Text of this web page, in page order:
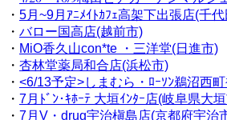
・ 5月~9月ｱﾆﾒｲﾄｶﾌｪ高架下出張店(千
・ バロー国高店(越前市)
・ MiO香久山con*te ・三洋堂(日進市)
・ 杏林堂薬局和合店(浜松市)
・ <6/13予定>しまむら・ﾛｰｿﾝ鵜沼西
・ 7月 ﾄﾞﾝ･ｷﾎｰﾃ 大垣ｲﾝﾀｰ店(岐阜県大
・ 7月V・drug宇治槇島店(京都府宇治